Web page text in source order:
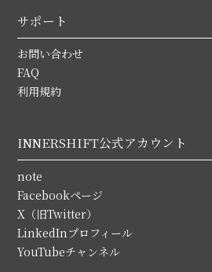
サポート
お問い合わせ
FAQ
利用規約
INNERSHIFT公式アカウント
note
Facebookページ
X（旧Twitter）
LinkedInプロフィール
YouTubeチャンネル